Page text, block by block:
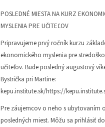
POSLEDNÉ MIESTA NA KURZ
MYSLENIA PRE UČITEĽOV
Pripravujeme prvý ročník kurzu
ekonomického myslenia pre
učiteľov. Bude posledný augustový
Bystrička pri Martine:
kepu.institute.sk/https://
Pre záujemcov o neho s ubytovaním
posledných miest. Môžu sa prihlásiť